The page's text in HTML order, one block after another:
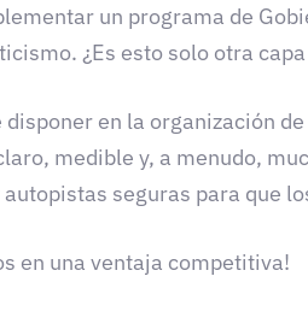
un programa de
¿Es esto solo otra
en la organización
medible y, a menudo,
seguras para que
en una ventaja competitiva!